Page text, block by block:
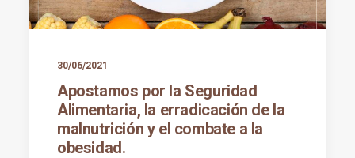
30/06/2021
Apostamos por la Seguridad
Alimentaria, la erradicación de la
malnutrición y el combate a la
obesidad.